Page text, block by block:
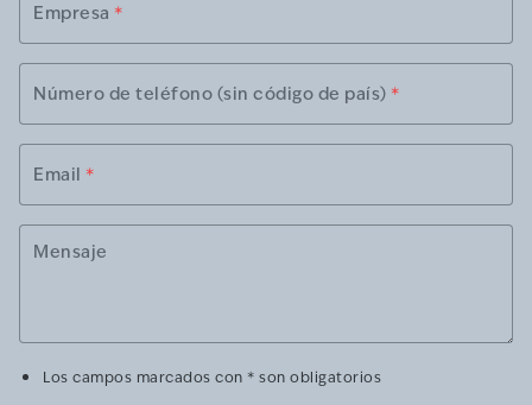
Empresa *
Número de teléfono (sin código de país) *
Email *
Mensaje
Los campos marcados con * son obligatorios